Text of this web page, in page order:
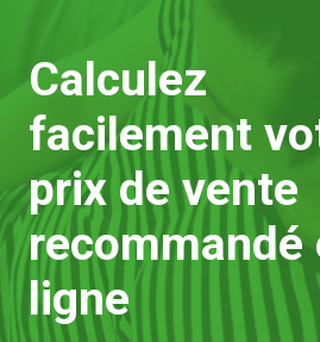
Calculez
facilement
prix de vente
recommandé
ligne